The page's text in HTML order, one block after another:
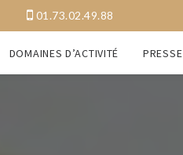
01.73.02.49.88
DOMAINES D’ACTIVITÉ PRESSE